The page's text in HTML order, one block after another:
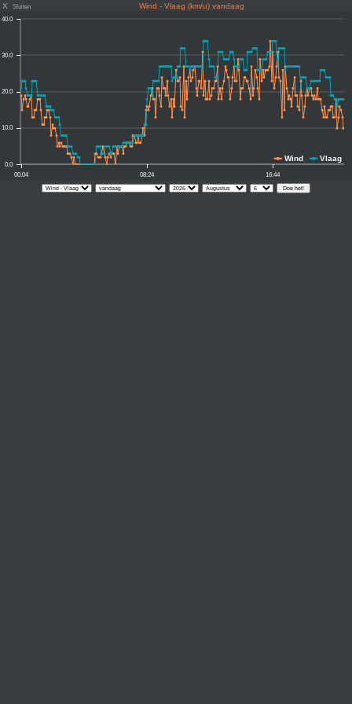
X Sluiten Wind - Vlaag (km/u) vandaag